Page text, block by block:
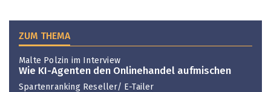
ZUM THEMA
Malte Polzin im Interview
Wie KI-Agenten den Onlinehandel aufmischen
Spartenranking Reseller/ E-Tailer